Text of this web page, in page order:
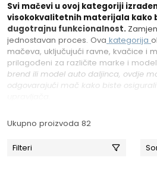
Svi mačevi u ovoj kategoriji
visokokvalitetnih materijala kako
dugotrajnu funkcionalnost.
jednostavan proces. Ova kategorija
mačeva, uključujući ravne, kvačice i
prilagođeni za različite marke i
brend ili model auto daljinca, ovdje
odgovarajući mač kako biste
Ukupno proizvoda 82
Filteri